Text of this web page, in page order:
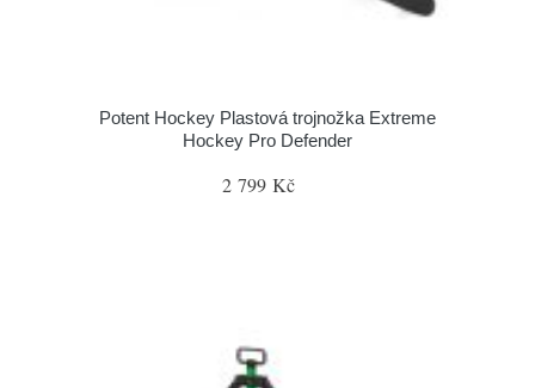
Potent Hockey Plastová trojnožka Extreme
Hockey Pro Defender
2 799 Kč